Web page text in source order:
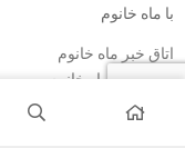
با ماه خانوم
اتاق خبر ماه خانوم
فروش در ماه خانوم
همکاری با سازمان‌ها